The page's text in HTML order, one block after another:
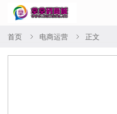
首页  电商运营  正文